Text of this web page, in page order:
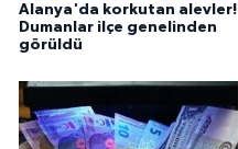
Alanya'da korkutan alevler!
Dumanlar ilçe genelinden
görüldü